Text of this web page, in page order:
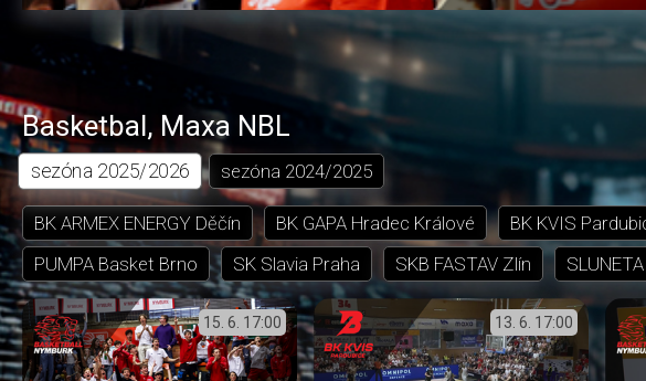
Basketbal, Maxa NBL
sezóna 2025/2026 sezóna 2024/2025
BK ARMEX ENERGY Děčín BK GAPA Hradec Králové BK KVIS
PUMPA Basket Brno
SK Slavia Praha SKB FASTAV Zlín
15. 6. 17:00 13. 6. 17:00